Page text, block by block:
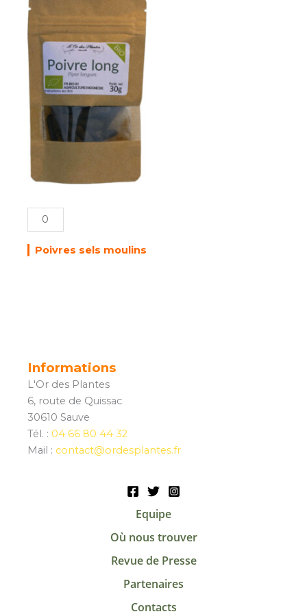
de
POIVRE
LONG
bio*
sachet
30g
Poivres sels moulins
Informations
L'Or des Plantes
6, route de Quissac
30610 Sauve
Tél. : 04 66 80 44 32
Mail : contact@ordesplantes.fr
Equipe
Où nous trouver
Revue de Presse
Partenaires
Contacts